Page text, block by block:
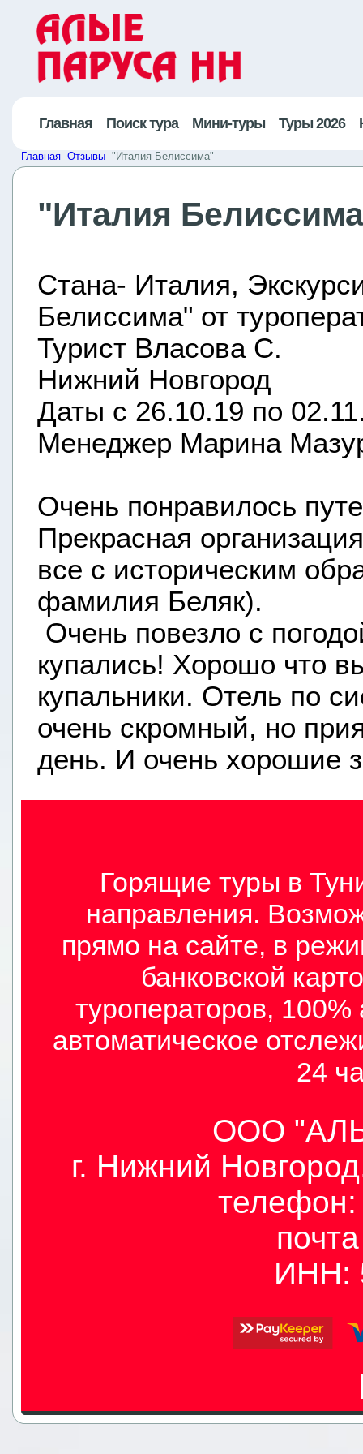
Главная Поиск тура Мини-туры Туры 2026
Главная Отзывы "Италия Белиссима"
"Италия
Стана- Италия,
Белиссима" от
Турист Власова С.
Нижний Новгород
Даты с 26.10.19 по
Менеджер Марина
Очень понравилось
Прекрасная
все с историческим
фамилия Беляк).
Очень повезло с
купались! Хорошо что
купальники. Отель по
очень скромный, но
день. И очень хорошие
Горящие туры в
направления.
прямо на сайте, в
банковской
туроператоров,
автоматическое
24
ООО
г. Нижний
телефон:
ИНН: